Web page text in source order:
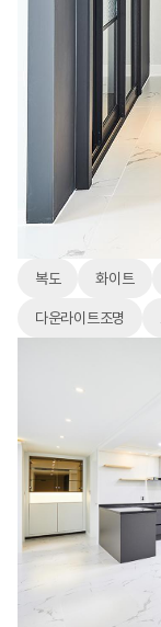
복도 화이트
다운라이트조명